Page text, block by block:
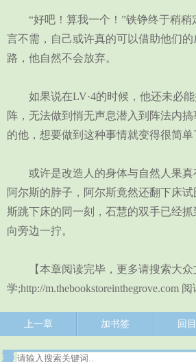
“好吧！算我一个！”铁铮终于稍稍
言不需，自己或许真的可以借助他们
路，他自然不会放弃。
如果说在LV·4的时候，他还未必能
阵，无法做到悄无声息潜入到阵法内
的他，想要做到这种事情就变得很简单
或许是改造人的身体与自然人果真
阿尔斯的脖子，阿尔斯竟然还翻下床
斯跳下床的同一刻，石慧的双手已经
向旁边一拧。
【本章阅读完毕，更多请搜索大众
学;http://m.thebookstoreinthegrove.com
上一章 加书签 回